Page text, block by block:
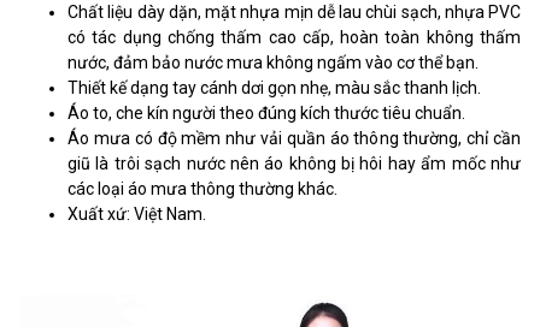
Chất liệu dày dặn, mặt nhựa mịn dễ lau chùi sạch, nhựa PVC
có tác dụng chống thấm cao cấp, hoàn toàn không thấm
nước, đảm bảo nước mưa không ngấm vào cơ thể bạn.
Thiết kế dạng tay cánh dơi gọn nhẹ, màu sắc thanh lịch.
Áo to, che kín người theo đúng kích thước tiêu chuẩn.
Áo mưa có độ mềm như vải quần áo thông thường, chỉ cần
giũ là trôi sạch nước nên áo không bị hôi hay ẩm mốc như
các loại áo mưa thông thường khác.
Xuất xứ: Việt Nam.